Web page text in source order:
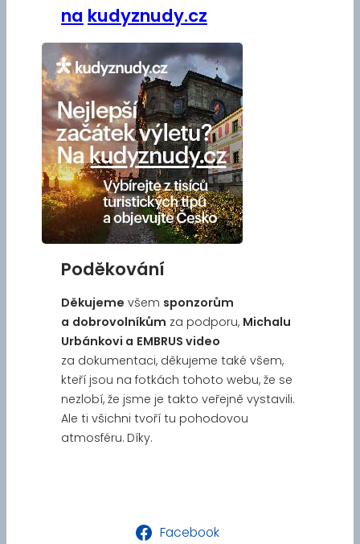
na kudyznudy.cz
Poděkování
Děkujeme všem sponzorům
a dobrovolníkům za podporu, Michalu
Urbánkovi a EMBRUS video
za dokumentaci, děkujeme také všem,
kteří jsou na fotkách tohoto webu, že se
nezlobí, že jsme je takto veřejně vystavili.
Ale ti všichni tvoří tu pohodovou
atmosféru. Díky.
Facebook